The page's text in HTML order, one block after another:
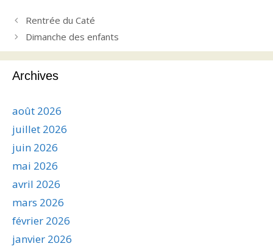
Rentrée du Caté
Dimanche des enfants
Archives
août 2026
juillet 2026
juin 2026
mai 2026
avril 2026
mars 2026
février 2026
janvier 2026